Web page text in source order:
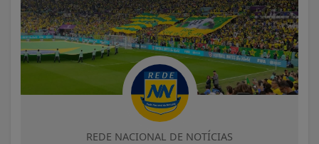
REDE NACIONAL DE NOTÍCIAS